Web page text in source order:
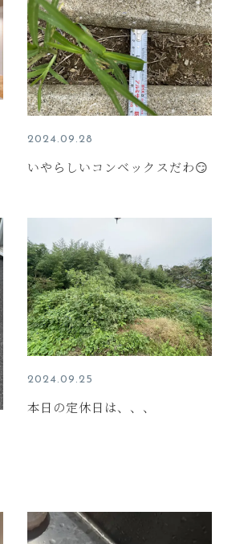
2024.09.28
いやらしいコンベックスだわ😏
2024.09.25
本日の定休日は、、、